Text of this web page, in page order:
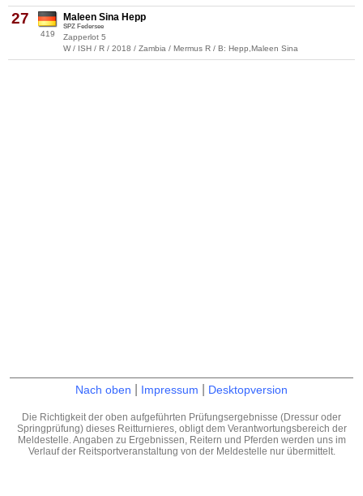
27
419
Maleen Sina Hepp
SPZ Federsee
Zapperlot 5
W / ISH / R / 2018 / Zambia / Mermus R / B: Hepp,Maleen Sina
Nach oben Impressum Desktopversion
Die Richtigkeit der oben aufgeführten Prüfungsergebnisse (Dressur oder
Springprüfung) dieses Reitturnieres, obligt dem Verantwortungsbereich der
Meldestelle. Angaben zu Ergebnissen, Reitern und Pferden werden uns im
Verlauf der Reitsportveranstaltung von der Meldestelle nur übermittelt.